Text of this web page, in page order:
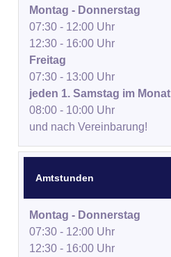
Montag - Donnerstag
07:30 - 12:00 Uhr
12:30 - 16:00 Uhr
Freitag
07:30 - 13:00 Uhr
jeden 1. Samstag im Monat
08:00 - 10:00 Uhr
und nach Vereinbarung!
Amtstunden
Montag - Donnerstag
07:30 - 12:00 Uhr
12:30 - 16:00 Uhr